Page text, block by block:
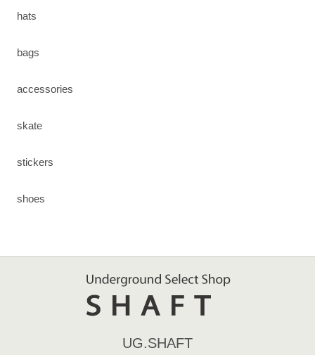
hats
bags
accessories
skate
stickers
shoes
UG.SHAFT